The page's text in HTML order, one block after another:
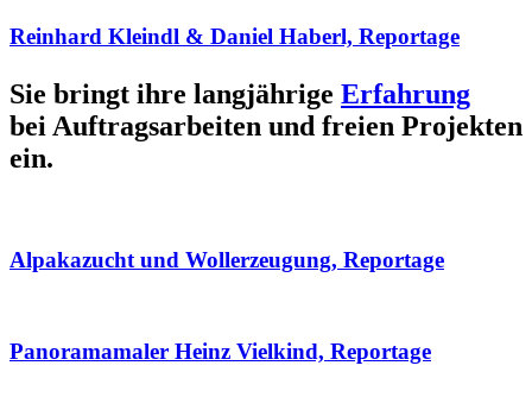
Reinhard Kleindl & Daniel Haberl, Reportage
Sie bringt ihre langjährige Erfahrung
bei Auftragsarbeiten und freien Projekten
ein.
Alpakazucht und Wollerzeugung, Reportage
Panoramamaler Heinz Vielkind, Reportage